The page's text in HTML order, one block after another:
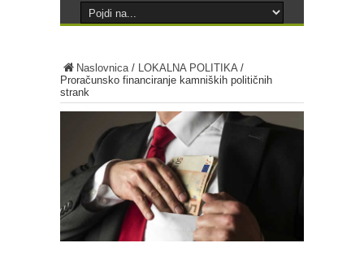
Naslovnica/ LOKALNA POLITIKA/
Proračunsko financiranje kamniških političnih
strank